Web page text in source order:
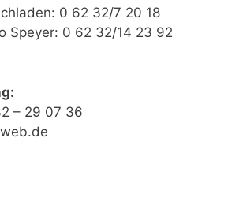
0 62 32/7 20 18
Speyer: 0 62 32/14 23 92
– 29 07 36